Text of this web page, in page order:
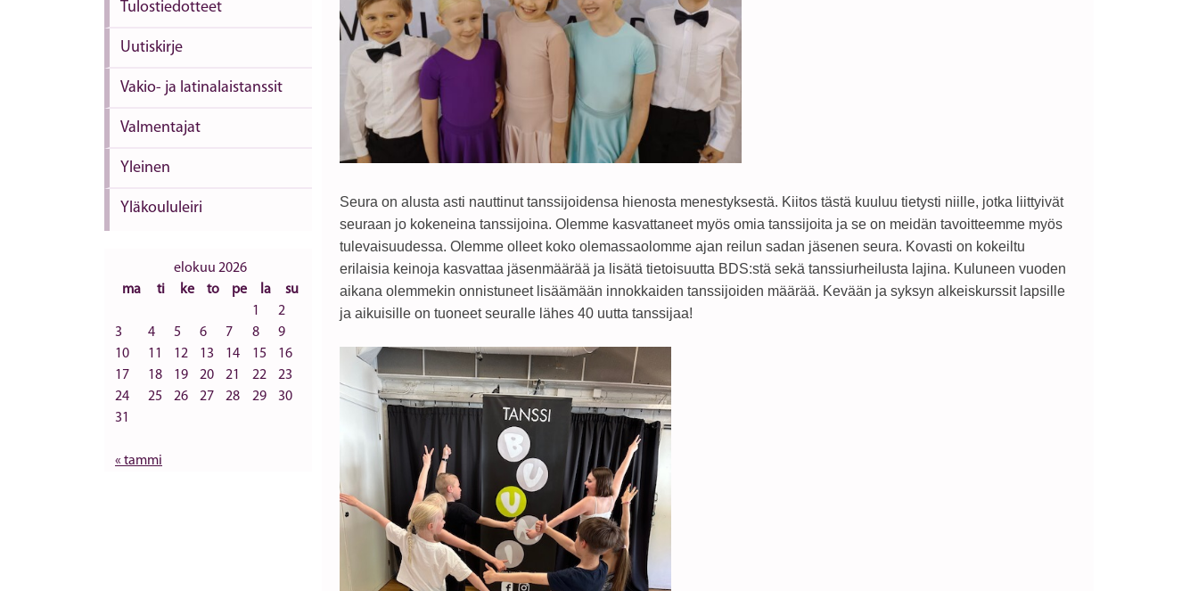
Tulostiedotteet
Uutiskirje
Vakio- ja latinalaistanssit
Valmentajat
Yleinen
Yläkoululeiri
elokuu 2026
ma
ti ke to pe la
su
1
2
3
4 5 6 7 8
9
10
11 12 13 14 15
16
17
18 19 20 21 22
23
24
25 26 27 28 29
30
31
« tammi
Seura on alusta asti nauttinut tanssijoidensa hienosta menestyksestä. Kiitos tästä kuuluu tietysti niille, jotka liittyivät
seuraan jo kokeneina tanssijoina. Olemme kasvattaneet myös omia tanssijoita ja se on meidän tavoitteemme myös
tulevaisuudessa. Olemme olleet koko olemassaolomme ajan reilun sadan jäsenen seura. Kovasti on kokeiltu
erilaisia keinoja kasvattaa jäsenmäärää ja lisätä tietoisuutta BDS:stä sekä tanssiurheilusta lajina. Kuluneen vuoden
aikana olemmekin onnistuneet lisäämään innokkaiden tanssijoiden määrää. Kevään ja syksyn alkeiskurssit lapsille
ja aikuisille on tuoneet seuralle lähes 40 uutta tanssijaa!